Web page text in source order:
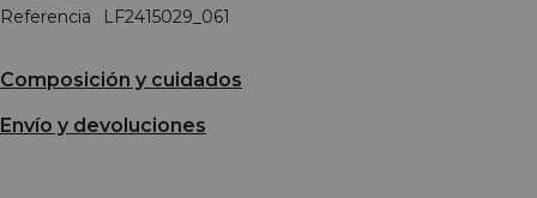
Referencia
LF2415029_061
Composición y cuidados
Envío y devoluciones